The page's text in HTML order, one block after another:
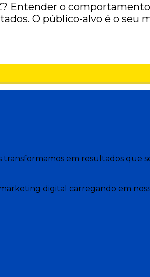
Entender o
O público-alvo é o
transformamos em resultados que
digital carregando em